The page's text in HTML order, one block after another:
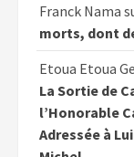
Franck Nama
morts, dont
Etoua Etoua
La Sortie de
l’Honorable
Adressée à